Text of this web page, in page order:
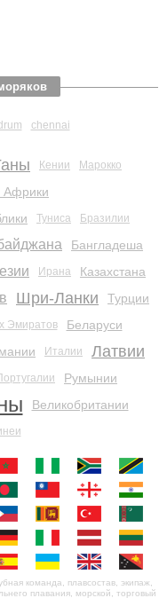
chennai
Кении Марокко
Туниса Бразилии
Бангладеша
Ирана
Казахстана
Шри-Ланки Турции
Эмиратов
Беларуси
Италии Латвии
Румынии
Великобритании
команда, плавсостав, экипаж,
плавания, морской, торговый